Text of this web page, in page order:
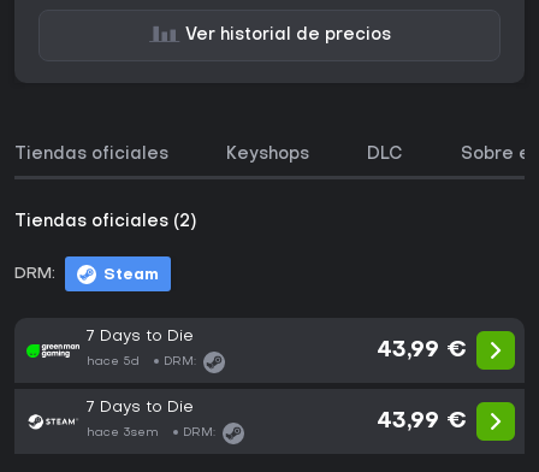
Ver historial de precios
Tiendas oficiales Keyshops DLC Sobre
Tiendas oficiales (2)
DRM: Steam
7 Days to Die
hace 5d DRM:
43,99 €
7 Days to Die
hace 3sem DRM:
43,99 €